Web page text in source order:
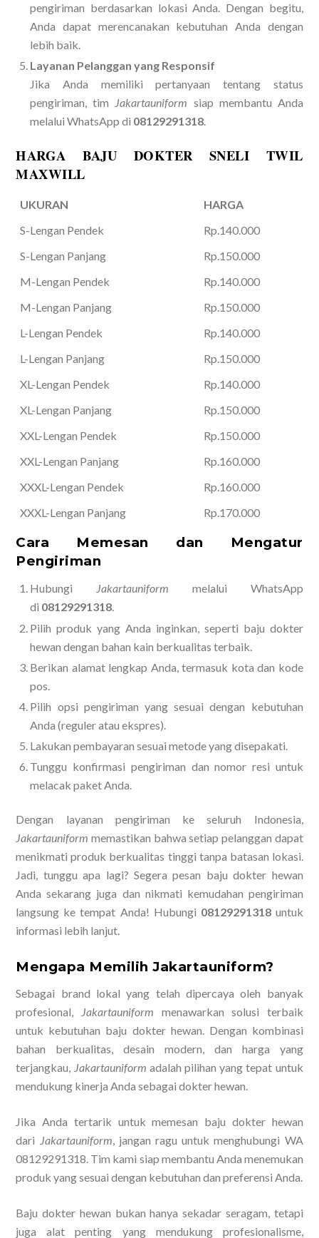
pengiriman berdasarkan lokasi Anda. Dengan begitu,
Anda dapat merencanakan kebutuhan Anda dengan
lebih baik.
Layanan Pelanggan yang Responsif
Jika Anda memiliki pertanyaan tentang status
pengiriman, tim Jakartauniform siap membantu Anda
melalui WhatsApp di 08129291318.
HARGA BAJU DOKTER SNELI TWIL
MAXWILL
UKURAN
HARGA
S-Lengan Pendek
Rp.140.000
S-Lengan Panjang
Rp.150.000
M-Lengan Pendek
Rp.140.000
M-Lengan Panjang
Rp.150.000
L-Lengan Pendek
Rp.140.000
L-Lengan Panjang
Rp.150.000
XL-Lengan Pendek
Rp.140.000
XL-Lengan Panjang
Rp.150.000
XXL-Lengan Pendek
Rp.150.000
XXL-Lengan Panjang
Rp.160.000
XXXL-Lengan Pendek
Rp.160.000
XXXL-Lengan Panjang
Rp.170.000
Cara Memesan dan Mengatur
Pengiriman
Hubungi Jakartauniform melalui WhatsApp
di 08129291318.
Pilih produk yang Anda inginkan, seperti baju dokter
hewan dengan bahan kain berkualitas terbaik.
Berikan alamat lengkap Anda, termasuk kota dan kode
pos.
Pilih opsi pengiriman yang sesuai dengan kebutuhan
Anda (reguler atau ekspres).
Lakukan pembayaran sesuai metode yang disepakati.
Tunggu konfirmasi pengiriman dan nomor resi untuk
melacak paket Anda.
Dengan layanan pengiriman ke seluruh Indonesia,
Jakartauniform memastikan bahwa setiap pelanggan dapat
menikmati produk berkualitas tinggi tanpa batasan lokasi.
Jadi, tunggu apa lagi? Segera pesan baju dokter hewan
Anda sekarang juga dan nikmati kemudahan pengiriman
langsung ke tempat Anda! Hubungi 08129291318untuk
informasi lebih lanjut.
Mengapa Memilih Jakartauniform?
Sebagai brand lokal yang telah dipercaya oleh banyak
profesional,
Jakartauniform menawarkan solusi terbaik
untuk kebutuhan baju dokter hewan. Dengan kombinasi
bahan berkualitas, desain modern, dan harga yang
terjangkau, Jakartauniform adalah pilihan yang tepat untuk
mendukung kinerja Anda sebagai dokter hewan.
Jika Anda tertarik untuk memesan baju dokter hewan
dari Jakartauniform, jangan ragu untuk menghubungi WA
08129291318. Tim kami siap membantu Anda menemukan
produk yang sesuai dengan kebutuhan dan preferensi Anda.
Baju dokter hewan bukan hanya sekadar seragam, tetapi
juga alat penting yang mendukung profesionalisme,